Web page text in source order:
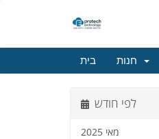
בית
לפי חודש
מאי 2025